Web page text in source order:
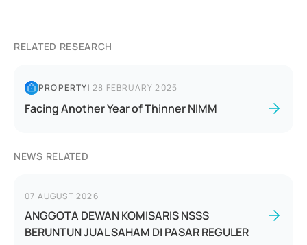
RELATED RESEARCH
PROPERTY|28 FEBRUARY 2025
Facing Another Year of Thinner NIMM
NEWS RELATED
07 AUGUST 2026
ANGGOTA DEWAN KOMISARIS NSSS
BERUNTUN JUAL SAHAM DI PASAR REGULER